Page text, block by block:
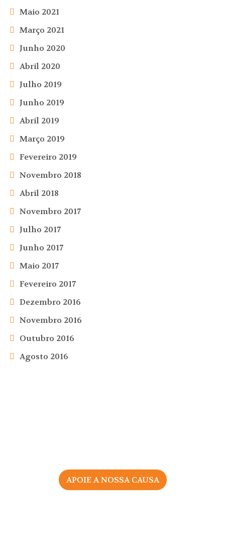
Maio 2021
Março 2021
Junho 2020
Abril 2020
Julho 2019
Junho 2019
Abril 2019
Março 2019
Fevereiro 2019
Novembro 2018
Abril 2018
Novembro 2017
Julho 2017
Junho 2017
Maio 2017
Fevereiro 2017
Dezembro 2016
Novembro 2016
Outubro 2016
Agosto 2016
APOIE A NOSSA CAUSA